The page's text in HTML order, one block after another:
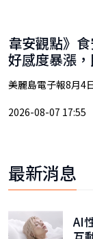
韋安觀點》
好感度暴漲
美麗島電子報8月4
2026-08-07 17:55
最新消息
AI